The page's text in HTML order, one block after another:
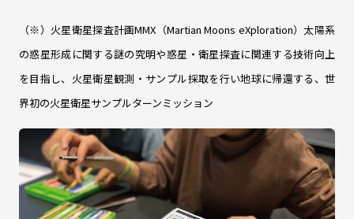
（※）火星衛星探査計画MMX（Martian Moons eXploration）太陽系
の惑星形成に関する謎の究明や惑星・衛星探査に関連する技術向上
を目指し、火星衛星観測・サンプル採取を行い地球に帰還する、世
界初の火星衛星サンプルターンミッション